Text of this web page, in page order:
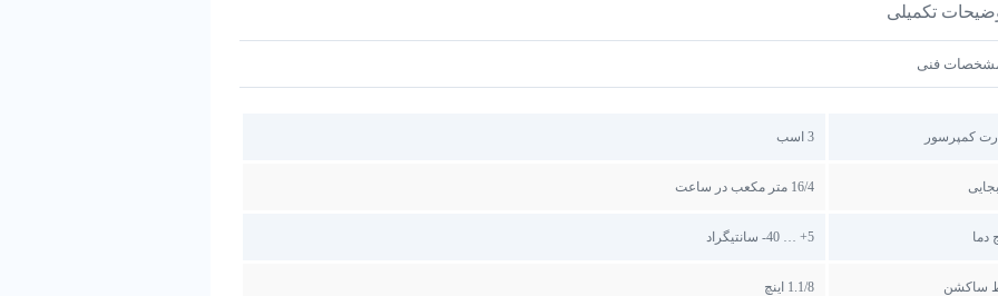
تکمیلی
فنی
کمپرسور 3 اسب
16/4 متر مکعب در ساعت
دما 5+ … 40- سانتیگراد
ساکشن 1.1/8 اینچ